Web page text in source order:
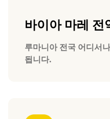
바이아 마레 전
루마니아 전국 어디서
됩니다.